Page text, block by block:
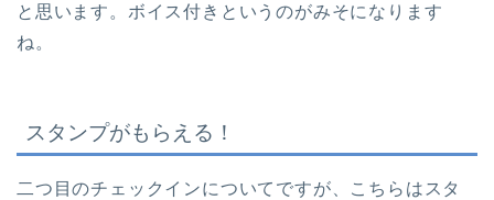
と思います。ボイス付きというのがみそになります
ね。
スタンプがもらえる！
二つ目のチェックインについてですが、こちらはスタ